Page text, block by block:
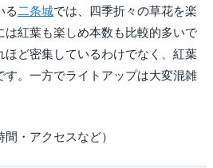
る二条城では、四季折々の草花を楽
は紅葉も楽しめ本数も比較的多いで
ほど密集しているわけでなく、紅葉
す。一方でライトアップは大変混雑
・アクセスなど）